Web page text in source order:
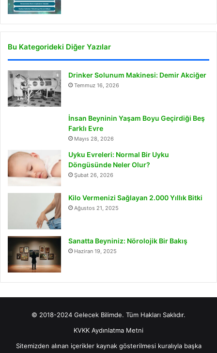
Bu Kategorideki Diğer Yazılar
Drinker Solunum Makinesi: Demir Akciğer
Temmuz 16, 2026
İnsan Beyninin Yaşam Boyu Geçirdiği Beş
Farklı Evre
Mayıs 28, 2026
Uyku Evreleri: Normal Bir Uyku
Döngüsünde Neler Olur?
Şubat 26, 2026
Kilo Vermenizi Sağlayan 2.000 Yıllık Bitki
Ağustos 21, 2025
Sanatta Beyniniz: Nörolojik Bir Bakış
Haziran 19, 2025
© 2018-2024 Gelecek Bilimde. Tüm Hakları Saklıdır.
KVKK Aydınlatma Metni
Sitemizden alınan içerikler kaynak gösterilmesi kuralıyla başka